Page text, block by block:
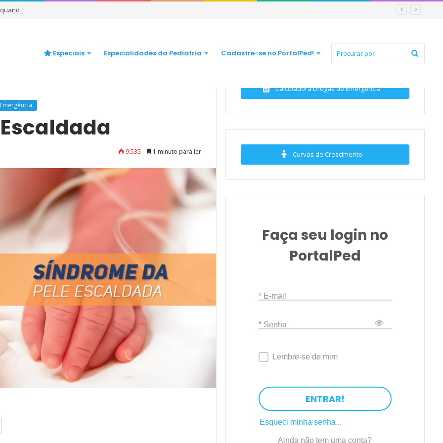
se preocupar
Especiais Especialidades da Pediatria Cadastre-se no PortalPed!
9.535 1 minuto para ler
Calculadora Drogas de Emergência
Curvas de Crescimento
Faça seu login no
PortalPed
* E-mail
* Senha
Lembre-se de mim
ENTRAR!
Esqueci minha senha...
Ainda não tem uma conta?